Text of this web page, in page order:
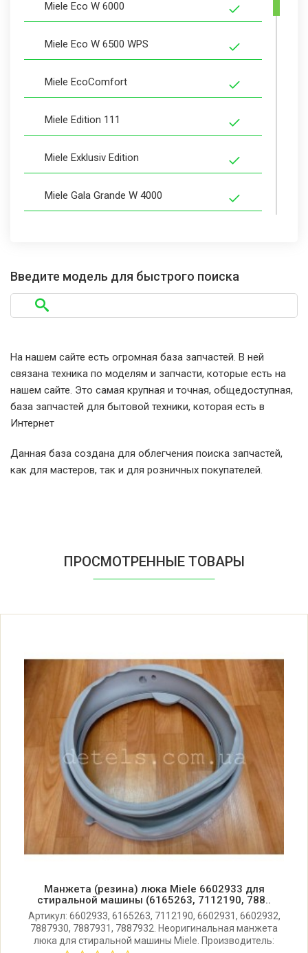
Miele Eco W 6000
Miele Eco W 6500 WPS
Miele EcoComfort
Miele Edition 111
Miele Exklusiv Edition
Miele Gala Grande W 4000
Miele Gala Grande XL W 6000
Miele Paramount
Miele Primavera Plus
Miele W 4145
Miele W 4146
Miele W 4176
Miele W 4449
Miele W 44-49
Miele W 4459
Miele W 4466
Miele W 4469
Miele W 44-69 SV
Введите модель для быстрого поиска
На нашем сайте есть огромная база запчастей. В ней
связана техника по моделям и запчасти, которые есть на
нашем сайте. Это самая крупная и точная, общедоступная,
база запчастей для бытовой техники, которая есть в
Интернет
Данная база создана для облегчения поиска запчастей,
как для мастеров, так и для розничных покупателей.
ПРОСМОТРЕННЫЕ ТОВАРЫ
Манжета (резина) люка Miele 6602933 для
стиральной машины (6165263, 7112190, 788..
Артикул: 6602933, 6165263, 7112190, 6602931, 6602932,
7887930, 7887931, 7887932. Неоригинальная манжета
люка для стиральной машины Miele. Производитель: